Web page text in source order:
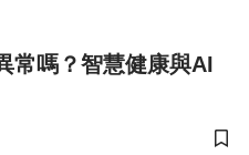
常嗎？智慧健康與AI
儲